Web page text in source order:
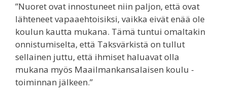
”Nuoret ovat innostuneet niin paljon, että ovat
lähteneet vapaaehtoisiksi, vaikka eivät enää ole
koulun kautta mukana. Tämä tuntui omaltakin
onnistumiselta, että Taksvärkistä on tullut
sellainen juttu, että ihmiset haluavat olla
mukana myös Maailmankansalaisen koulu -
toiminnan jälkeen.”